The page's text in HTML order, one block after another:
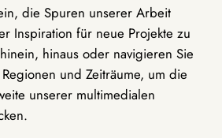
die Spuren unserer Arbeit
Inspiration für neue Projekte zu
hinaus oder navigieren Sie
und Zeiträume, um die
unserer multimedialen